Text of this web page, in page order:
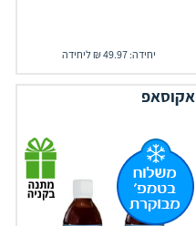
יחידה: 49.97 ₪ ליחידה
אקוסאפ